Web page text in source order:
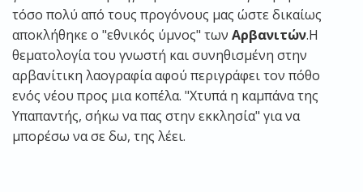
τόσο πολύ από τους προγόνους μας ώστε δικαίως
αποκλήθηκε ο "εθνικός ύμνος" των Αρβανιτών.Η
θεματολογία του γνωστή και συνηθισμένη στην
αρβανίτικη λαογραφία αφού περιγράφει τον πόθο
ενός νέου προς μια κοπέλα. "Χτυπά η καμπάνα της
Υπαπαντής, σήκω να πας στην εκκλησία" για να
μπορέσω να σε δω, της λέει.